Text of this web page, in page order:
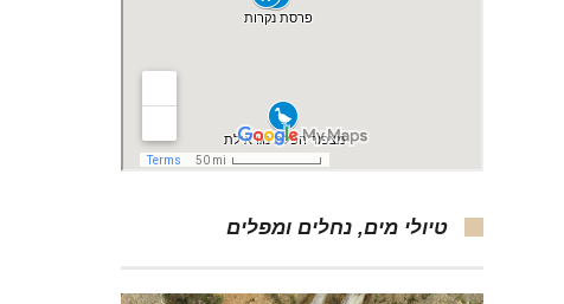
טיולי מים, נחלים ומפלים